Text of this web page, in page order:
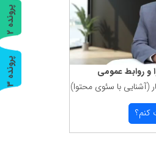
و روابط عمومی
با سئوی محتوا)
كنم؟
پ
ر
و
ن
د
ه
2
پ
ر
و
ن
د
ه
3